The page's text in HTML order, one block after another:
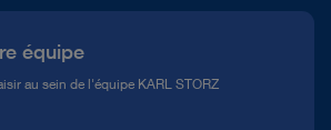
équipe
au sein de l'équipe KARL STORZ